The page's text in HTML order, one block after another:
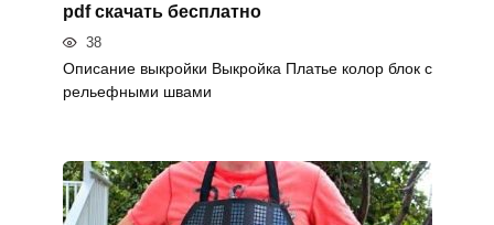
pdf скачать бесплатно
38
Описание выкройки Выкройка Платье колор блок с
рельефными швами